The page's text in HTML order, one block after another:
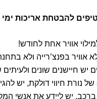
להבטחת אריכות ימי
אוויר אחת לחודש!
אוויר בפנצ’רייה ולא
יש חיישנים שונים
נורת חיווי דולקת, יש
ברכב, יש ליידע את אנשי